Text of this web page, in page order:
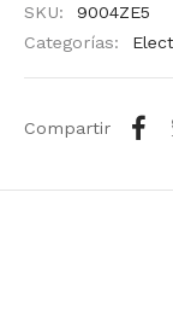
SKU:
9004ZE5
Categorías:
Compartir